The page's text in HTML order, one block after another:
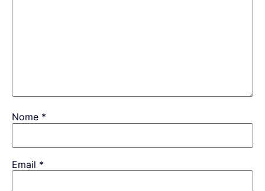
Nome *
Email *